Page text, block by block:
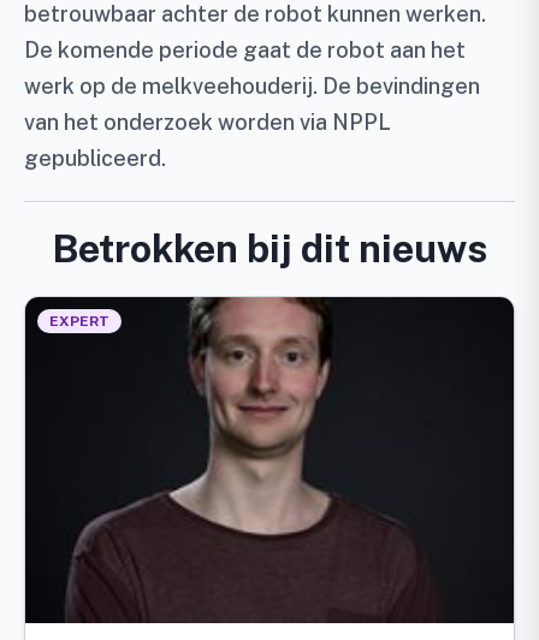
betrouwbaar achter de robot kunnen werken.
De komende periode gaat de robot aan het
werk op de melkveehouderij. De bevindingen
van het onderzoek worden via NPPL
gepubliceerd.
Betrokken bij dit nieuws
EXPERT